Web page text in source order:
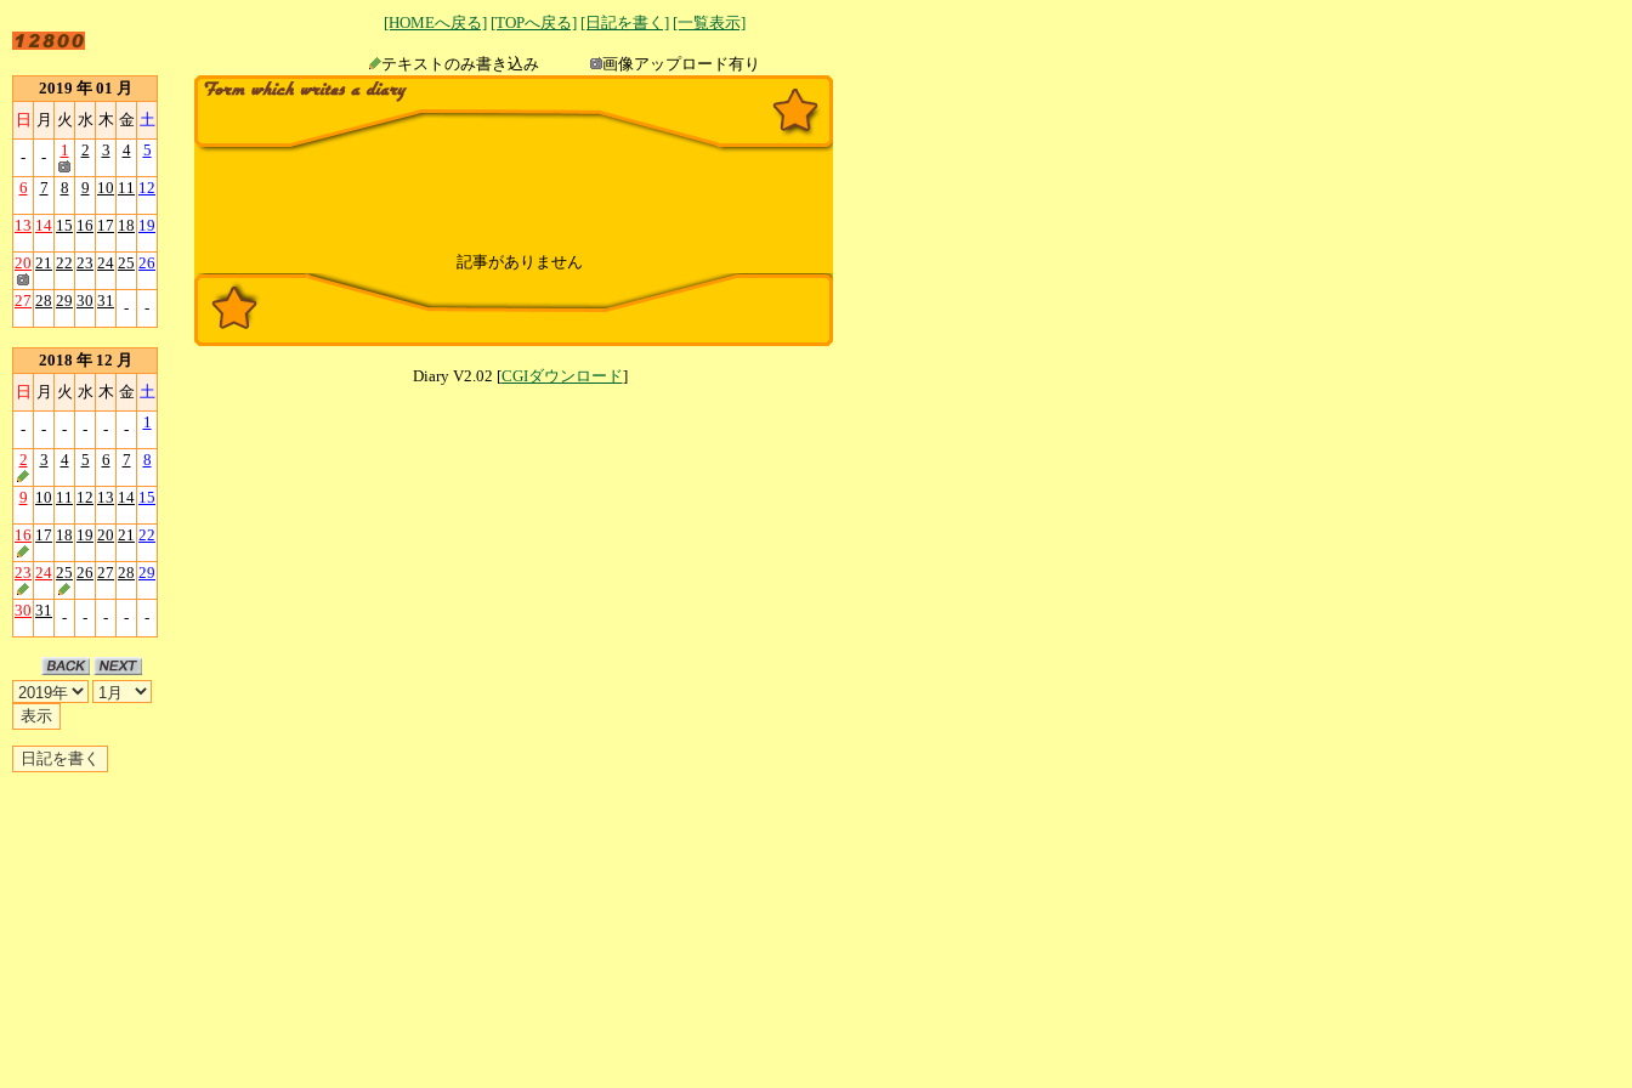
[HOMEへ戻る] [TOPへ戻る] [日記を書く] [一覧表示]
テキストのみ書き込み
画像アップロード有り
2019 年 01 月
日 月 火 水 木 金 土
- - 1 2 3 4 5
6 7 8 9 10 11 12
13 14 15 16 17 18 19
20 21 22 23 24 25 26
27 28 29 30 31 - -
2018 年 12 月
日 月 火 水 木 金 土
- - - - - - 1
2 3 4 5 6 7 8
9 10 11 12 13 14 15
16 17 18 19 20 21 22
23 24 25 26 27 28 29
30 31 - - - - -
記事がありません
Diary V2.02 [CGIダウンロード]